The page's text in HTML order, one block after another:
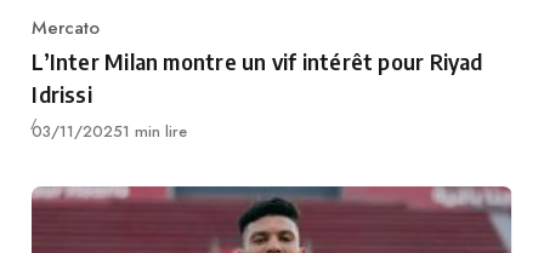
Category
Mercato
L’Inter Milan montre un vif intérêt pour Riyad
Idrissi
Publié
03/11/20251 min lire